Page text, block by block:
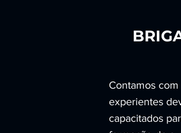
Contamos
experientes
capacitados